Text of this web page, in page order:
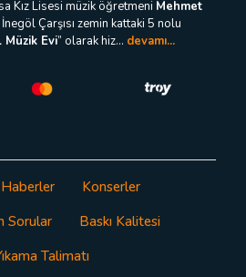
Kız Lisesi müzik öğretmeni Mehmet
Çarşısı zemin kattaki 5 nolu
Müzik Evi” olarak hiz... devamı...
Haberler
Konserler
Sorular
Baskı Kalitesi
Talimatı